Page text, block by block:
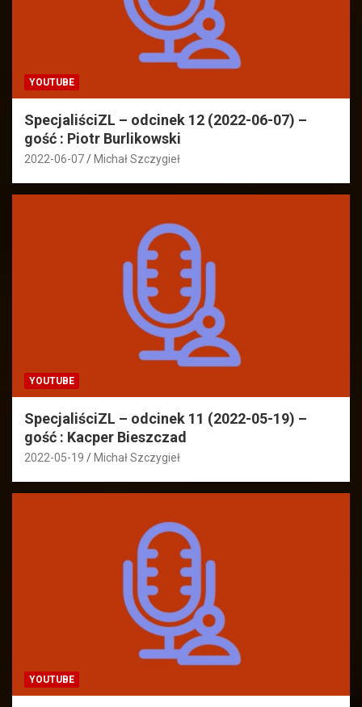
YOUTUBE
SpecjaliściZL – odcinek 12 (2022-06-07) –
gość : Piotr Burlikowski
2022-06-07 Michał Szczygieł
YOUTUBE
SpecjaliściZL – odcinek 11 (2022-05-19) –
gość : Kacper Bieszczad
2022-05-19 Michał Szczygieł
YOUTUBE